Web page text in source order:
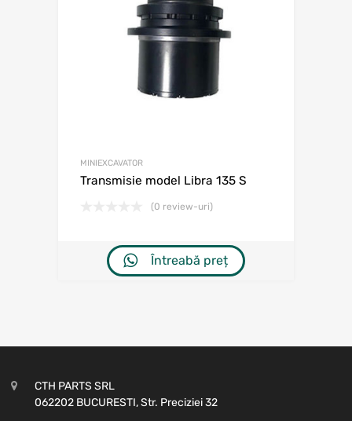
MINIEXCAVATOR
Transmisie model Libra 135 S
(0 review-uri)
Întreabă preț
CTH PARTS SRL
062202 BUCURESTI, Str. Preciziei 32